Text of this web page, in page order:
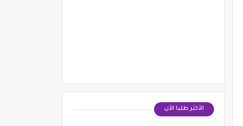
الأكثر طلبا الأن